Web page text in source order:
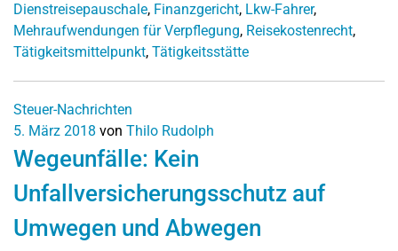
Dienstreisepauschale, Finanzgericht, Lkw-Fahrer,
Mehraufwendungen für Verpflegung, Reisekostenrecht,
Tätigkeitsmittelpunkt, Tätigkeitsstätte
Steuer-Nachrichten
5. März 2018 von Thilo Rudolph
Wegeunfälle: Kein
Unfallversicherungsschutz auf
Umwegen und Abwegen